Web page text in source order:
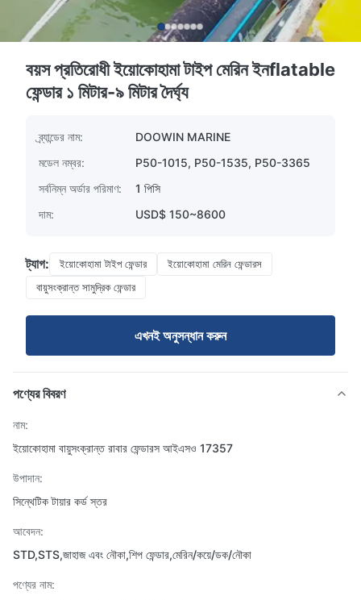
বয়স প্রতিরোধী ইয়োকোহামা টাইপ মেরিন ইনflatable
ফেন্ডার ১ মিটার-৯ মিটার দৈর্ঘ্য
ব্র্যান্ডের নাম:
DOOWIN MARINE
মডেল নম্বর:
P50-1015, P50-1535, P50-3365
সর্বনিম্ন অর্ডার পরিমাণ:
1 পিসি
দাম:
USD$ 150~8600
ট্যাগ: ইয়োকোহামা টাইপ ফেন্ডার
ইয়োকোহামা মেরিন ফেন্ডারস
বায়ুসংক্রান্ত সামুদ্রিক ফেন্ডার
এখনই অনুসন্ধান করুন
পণ্যের বিবরণ
নাম:
ইয়োকোহামা বায়ুসংক্রান্ত রাবার ফেন্ডারস আইএসও 17357
উপাদান:
সিন্থেটিক টায়ার কর্ড স্তর
আবেদন:
STD,STS,জাহাজ এবং নৌকা,শিপ ফেন্ডার,মেরিন/কয়ে/ডক/নৌকা
পণ্যের নাম: